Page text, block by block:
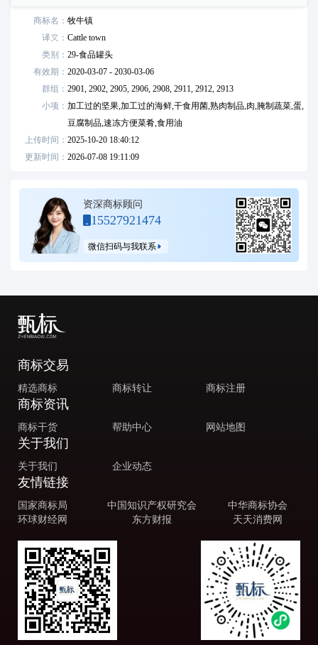
商标名： 牧牛镇
译文： Cattle town
类别： 29-食品罐头
有效期： 2020-03-07 - 2030-03-06
群组： 2901,2902,2905,2906,2908,2911,2912,2913
小项： 加工过的坚果,加工过的海鲜,干食用菌,熟肉制品,肉,腌制蔬菜,蛋,
豆腐制品,速冻方便菜肴,食用油
上传时间： 2025-10-20 18:40:12
更新时间： 2026-07-08 19:11:09
资深商标顾问
15527921474
微信扫码与我联系
商标交易
精选商标 商标转让 商标注册
商标资讯
商标干货 帮助中心 网站地图
关于我们
关于我们 企业动态
友情链接
国家商标局 中国知识产权研究会
中华商标协会
环球财经网
东方财报 天天消费网